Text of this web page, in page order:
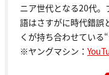
ニア世代となる20代
語はさすがに時代錯誤
くが持ち合わせている
※ヤングマシン：